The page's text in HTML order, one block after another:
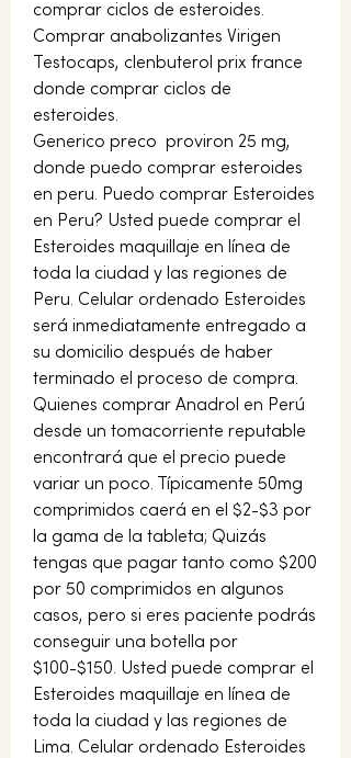
comprar ciclos de esteroides.
Comprar anabolizantes Virigen
Testocaps, clenbuterol prix france
donde comprar ciclos de
esteroides.
Generico preco  proviron 25 mg,
donde puedo comprar esteroides
en peru. Puedo comprar Esteroides
en Peru? Usted puede comprar el
Esteroides maquillaje en línea de
toda la ciudad y las regiones de
Peru. Celular ordenado Esteroides
será inmediatamente entregado a
su domicilio después de haber
terminado el proceso de compra.
Quienes comprar Anadrol en Perú
desde un tomacorriente reputable
encontrará que el precio puede
variar un poco. Típicamente 50mg
comprimidos caerá en el $2-$3 por
la gama de la tableta; Quizás
tengas que pagar tanto como $200
por 50 comprimidos en algunos
casos, pero si eres paciente podrás
conseguir una botella por
$100-$150. Usted puede comprar el
Esteroides maquillaje en línea de
toda la ciudad y las regiones de
Lima. Celular ordenado Esteroides